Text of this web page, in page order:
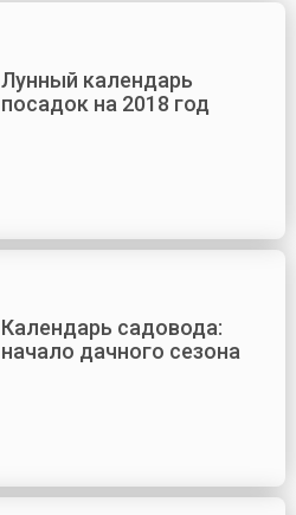
Лунный календарь
посадок на 2018 год
Календарь садовода:
начало дачного сезона